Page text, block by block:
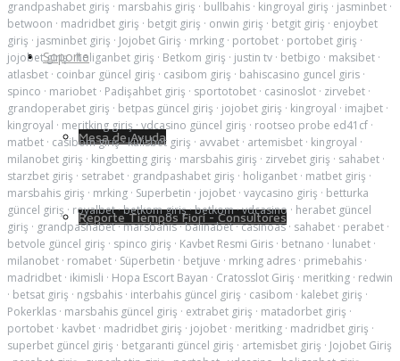
Soporte
Mesa de Ayuda
Reporte Tiempos Fiori - Consultores
grandpashabet giriş · marsbahis giriş · bullbahis · kingroyal giriş · jasminbet ·
betwoon · madridbet giriş · betgit giriş · onwin giriş · betgit giriş · enjoybet
giriş · jasminbet giriş · Jojobet Giriş · mrking · portobet · portobet giriş ·
jojobet giriş·holiganbet giriş · Betkom giriş · justin tv · betbigo · maksibet ·
atlasbet · coinbar güncel giriş · casibom giriş · bahiscasino guncel giris ·
spinco · mariobet · Padişahbet giriş · sportotobet · casinoslot · zirvebet ·
grandoperabet giriş · betpas güncel giriş · jojobet giriş · kingroyal · imajbet ·
kingroyal · meritking giriş · vdcasino güncel giriş · rootseo probe ed41cf ·
matbet · casibom giriş·kulisbet giriş · avvabet · artemisbet · kingroyal ·
milanobet giriş · kingbetting giriş · marsbahis giriş · zirvebet giriş · sahabet ·
starzbet giriş · setrabet · grandpashabet giriş · holiganbet · matbet giriş ·
marsbahis giriş · mrking · Superbetin · jojobet · vaycasino giriş · betturka
güncel giriş · royalbet·betkom giriş·betkom·vdcasino · herabet güncel
giriş · grandpashabet·marsbahis·balinabet·casinoas· sahabet · perabet ·
betvole güncel giriş · spinco giriş · Kavbet Resmi Giris · betnano · lunabet ·
milanobet · romabet · Süperbetin · betjuve · mrking adres · primebahis ·
madridbet · ikimisli · Hopa Escort Bayan · Cratosslot Giriş · meritking · redwin
· betsat giriş · ngsbahis · interbahis güncel giriş · casibom · kalebet giriş ·
Pokerklas · marsbahis güncel giriş · extrabet giriş · matadorbet giriş ·
portobet · kavbet · madridbet giriş · jojobet · meritking · madridbet giriş ·
superbet güncel giriş · betgaranti güncel giriş · artemisbet giriş · Jojobet Giriş